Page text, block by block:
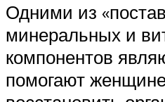
Одними из
минеральных и
компонентов
помогают